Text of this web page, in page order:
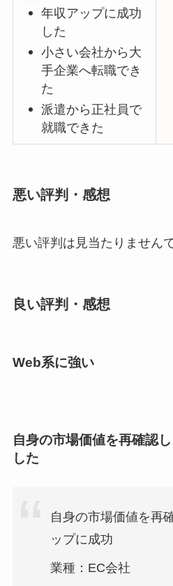
年収アップに成功
した
小さい会社から大
手企業へ転職でき
た
派遣から正社員で
就職できた
悪い評判・感想
悪い評判は見当たりません
良い評判・感想
Web系に強い
自身の市場価値を再確認
した
自身の市場価値を再
ップに成功
業種：EC会社